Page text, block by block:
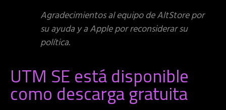
Agradecimientos al equipo de AltStore por
su ayuda y a Apple por reconsiderar su
política.
UTM SE está disponible
como descarga gratuita